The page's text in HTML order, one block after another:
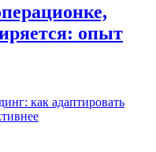
опыт